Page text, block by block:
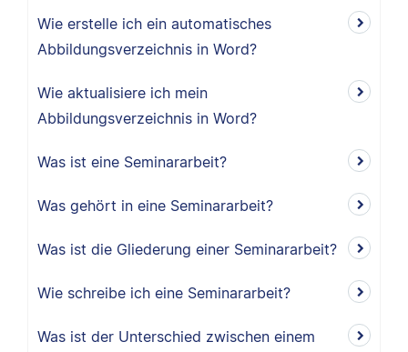
Wie erstelle ich ein automatisches
Abbildungsverzeichnis in Word?
Wie aktualisiere ich mein
Abbildungsverzeichnis in Word?
Was ist eine Seminararbeit?
Was gehört in eine Seminararbeit?
Was ist die Gliederung einer Seminararbeit?
Wie schreibe ich eine Seminararbeit?
Was ist der Unterschied zwischen einem